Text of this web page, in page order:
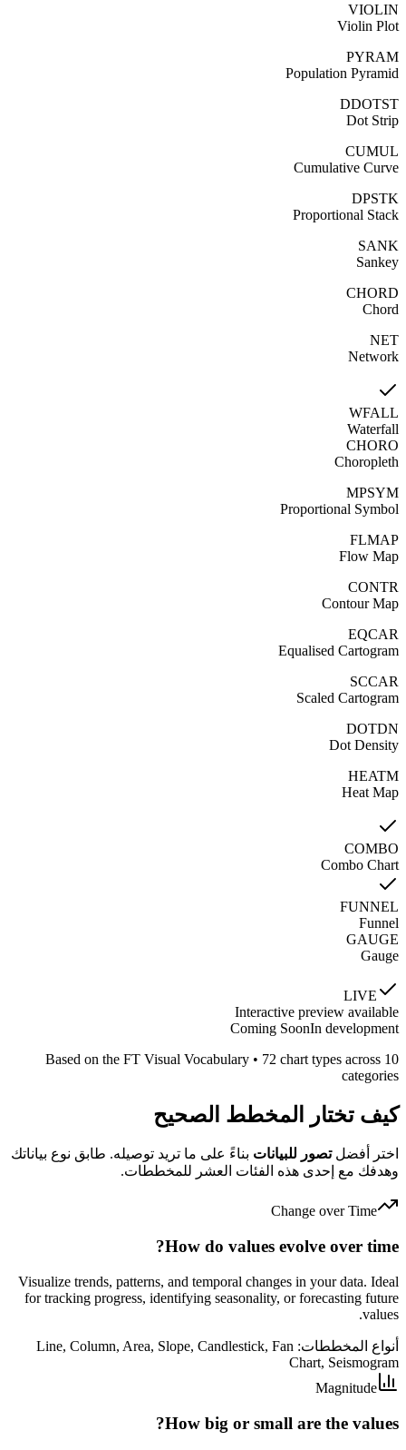
VIOLIN
Violin Plot
PYRAM
Population Pyramid
DDOTST
Dot Strip
CUMUL
Cumulative Curve
DPSTK
Proportional Stack
SANK
Sankey
CHORD
Chord
NET
Network
WFALL
Waterfall
CHORO
Choropleth
MPSYM
Proportional Symbol
FLMAP
Flow Map
CONTR
Contour Map
EQCAR
Equalised Cartogram
SCCAR
Scaled Cartogram
DOTDN
Dot Density
HEATM
Heat Map
COMBO
Combo Chart
FUNNEL
Funnel
GAUGE
Gauge
LIVE
Interactive preview available
Coming SoonIn development
Based on the FT Visual Vocabulary • 72 chart types across 10
categories
كيف تختار المخطط الصحيح
اختر أفضلتصور للبيانات بناءً على ما تريد توصيله. طابق نوع بياناتك
وهدفك مع إحدى هذه الفئات العشر للمخططات.
Change over Time
How do values evolve over time?
Visualize trends, patterns, and temporal changes in your data. Ideal
for tracking progress, identifying seasonality, or forecasting future
values.
أنواع المخططات:
Line, Column, Area, Slope, Candlestick, Fan
Chart, Seismogram
Magnitude
How big or small are the values?